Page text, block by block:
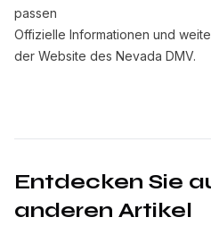
passen
Offizielle Informationen und
der Website des Nevada DMV.
Entdecken Sie
anderen Artikel